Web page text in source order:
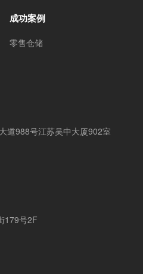
成功案例
零售仓储
道988号江苏吴中大厦902室
179号2F